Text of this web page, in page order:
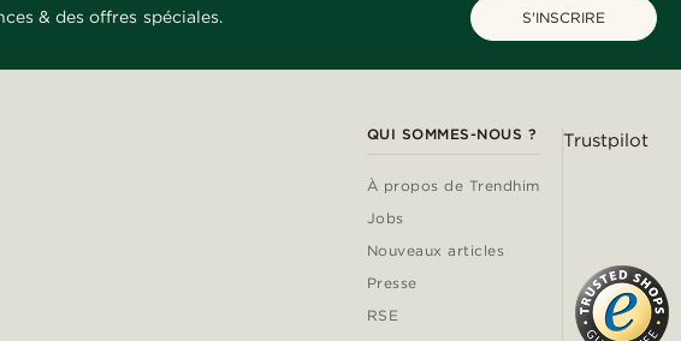
& des offres spéciales. S'INSCRIRE
QUI SOMMES-NOUS ?
À propos de Trendhim
Jobs
Nouveaux articles
Presse
RSE
Trustpilot